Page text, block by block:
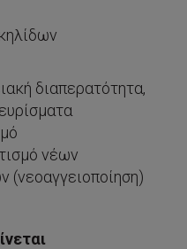
διαπερατότητα,
νέων
(νεοαγγειοποίηση)